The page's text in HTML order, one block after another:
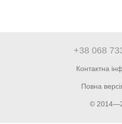
+38 068
Контактна
Повна
©